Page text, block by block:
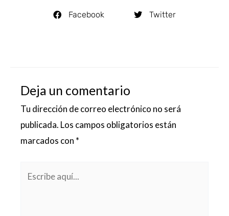
Facebook Twitter
Deja un comentario
Tu dirección de correo electrónico no será
publicada. Los campos obligatorios están
marcados con *